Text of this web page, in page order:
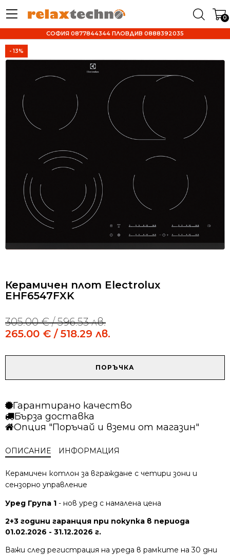
0
СОФИЯ 0877844344 ПЛОВДИВ 0888392035
- 13%
Керамичен плот Electrolux
EHF6547FXK
305.00€/ 596.53 лв.
Original
price
305.00 €
265.00 € / 518.29 лв.
Current
price
265.00 €
Electrolux
EHF6547FXK
ПОРЪЧКА
Гарантирано качество
Бърза доставка
Опция "Поръчай и вземи от магазин"
ОПИСАНИЕ ИНФОРМАЦИЯ
Керамичен котлон за вграждане с четири зони и
сензорно управление
Уред Група 1 - нов уред с намалена цена
2+3 години гаранция при покупка в периода
01.02.2026 - 31.12.2026 г.
Важи след регистрация на уреда в рамките на 30 дни